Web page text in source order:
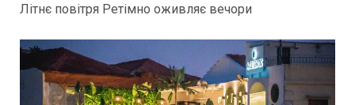
Літнє повітря Ретімно оживляє вечори